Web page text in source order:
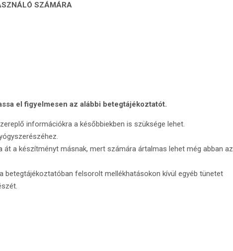
SZÁMÁRA
el figyelmesen az alábbi betegtájé­koztatót.
információkra a későbbiek­ben is szüksége lehet.
át a készítményt másnak, mert számára ártalmas lehet még abban az
betegtájékoztatóban felsorolt mellékhatásokon kívül egyéb tünetet